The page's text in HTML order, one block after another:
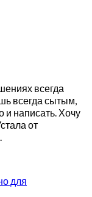
всегда
всегда сытым,
и написать. Хочу
от